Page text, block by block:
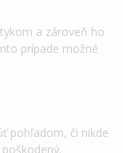
a zároveň ho
prípade možné
pohľadom, či nikde